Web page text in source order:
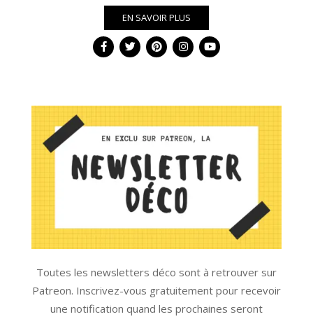
EN SAVOIR PLUS
Toutes les newsletters déco sont à retrouver sur
Patreon. Inscrivez-vous gratuitement pour recevoir
une notification quand les prochaines seront